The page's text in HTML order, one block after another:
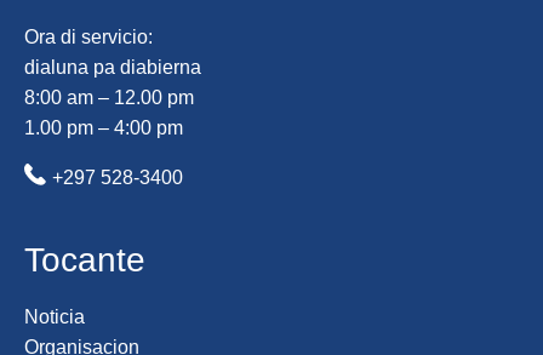
Ora di servicio:
dialuna pa diabierna
8:00 am – 12.00 pm
1.00 pm – 4:00 pm
+297 528-3400
Tocante
Noticia
Organisacion